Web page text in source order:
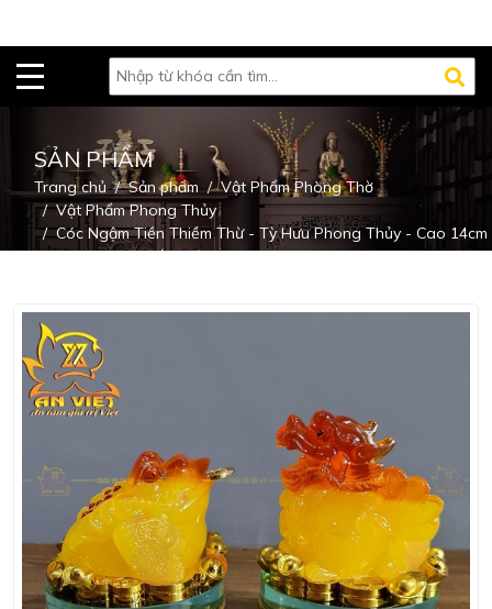
SẢN PHẨM
Trang chủ Sản phẩm
Vật Phẩm Phòng Thờ
Vật Phẩm Phong Thủy
Cóc Ngậm Tiền Thiềm Thừ - Tỳ Hưu Phong Thủy - Cao 14cm
- Màu Vàng - Đế Kính - CTH2315